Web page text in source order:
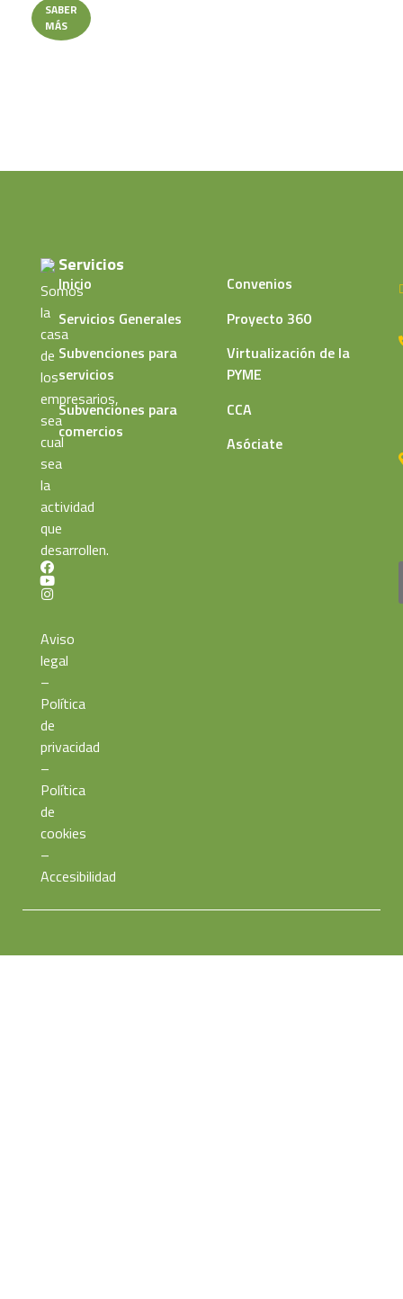
SABER
MÁS
Somos
la
casa
de
los
empresarios,
sea
cual
sea
la
actividad
que
desarrollen.
Aviso
legal
–
Política
de
privacidad
–
Política
de
cookies
–
Accesibilidad
Servicios
Inicio
Servicios Generales
Subvenciones para
servicios
Subvenciones para
comercios
Convenios
Proyecto 360
Virtualización de la
PYME
CCA
Asóciate